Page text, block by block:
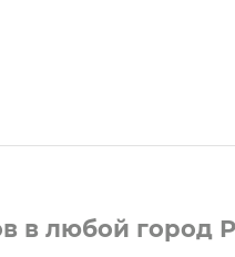
в любой город